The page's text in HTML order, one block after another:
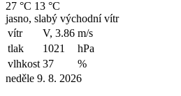
27 °C 13 °C
jasno, slabý východní vítr
vítr
V, 3.86 m/s
tlak
1021
hPa
vlhkost 37
%
neděle 9. 8. 2026